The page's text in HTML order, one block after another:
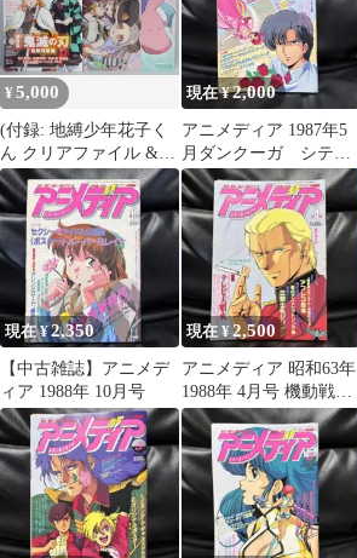
¥5,000
(付録: 地縛少年花子く
ん クリアファイル &
地縛少年花子くん,ポケ
ットモンスター ポスタ
ー 付き) 雑誌 アニメデ
ィア 12月号 Magazine:
Animedia 2020 December
W/Clear File & Poster
現在 ¥2,000
アニメディア 1987年5
月ダンクーガ シティ
ーハンターきまぐれオ
レンジロード
現在 ¥2,350
【中古雑誌】アニメデ
ィア 1988年 10月号
現在 ¥2,500
アニメディア 昭和63年
1988年 4月号 機動戦士
ガンダム 逆襲のシャア